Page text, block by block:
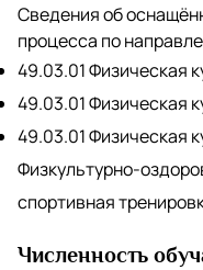
Сведения об
процесса по
49.03.01 Физическая
49.03.01 Физическая
49.03.01 Физическая
Физкультурно-
спортивная
Численность